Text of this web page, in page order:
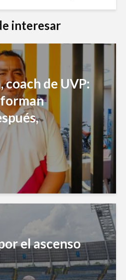
interesar
coach de UVP:
el ascenso